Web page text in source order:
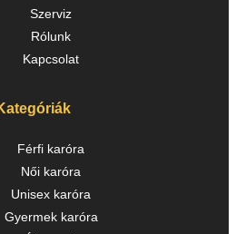
Szerviz
Rólunk
Kapcsolat
Férfi karóra
Női karóra
Unisex karóra
Gyermek karóra